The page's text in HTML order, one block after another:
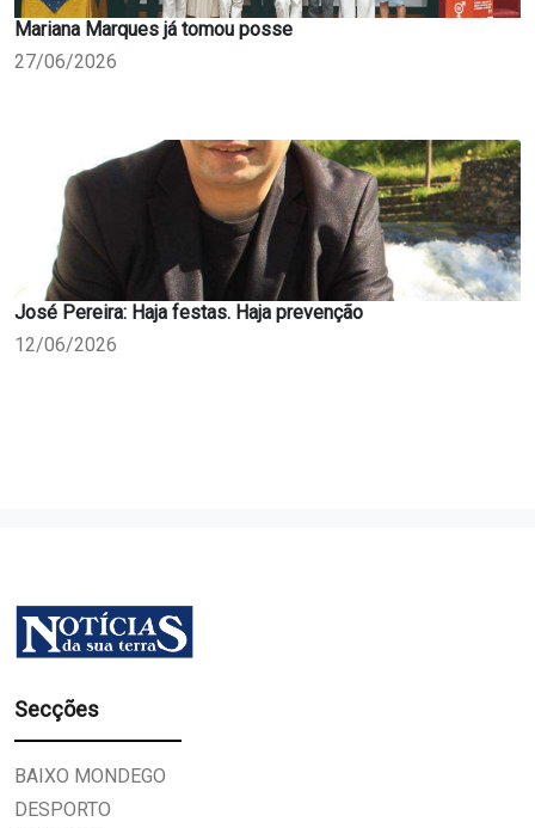
Mariana Marques já tomou posse
27/06/2026
José Pereira: Haja festas. Haja prevenção
12/06/2026
Secções
BAIXO MONDEGO
DESPORTO